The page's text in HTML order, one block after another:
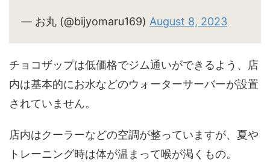
— お丸 (@bijyomaru169) August 8, 2023
チョコザップは低価格でジム通いができるよう、店
内は基本的にお水などのウォーターサーバーが設置
されていません。
店内はクーラーなどの空調が整っていますが、夏や
トレーニング時は体が温まって喉が渇くもの。